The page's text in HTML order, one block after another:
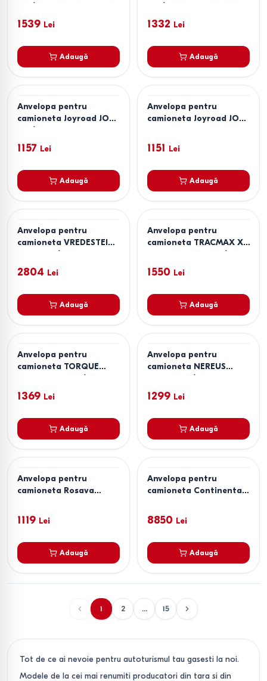
215/75R16C iGREEN
1539 Lei
Adaugă
215/75R15C RX5
1332 Lei
Adaugă
Anvelopa pentru
camioneta Joyroad JOY-
185/75R16C RX5
1157 Lei
Adaugă
Anvelopa pentru
camioneta Joyroad JOY-
1151 Lei
Adaugă
Anvelopa pentru
camioneta VREDESTEIN
VRED-215/65R16C
COMTRAC2 AS+
2804 Lei
Adaugă
Anvelopa pentru
camioneta TRACMAX X-
Privilo VS-450 195/65
R16C 104/102T
1550 Lei
Adaugă
Anvelopa pentru
camioneta TORQUE
TQ7000AS 205/75 R16С
113/111R
1369 Lei
Adaugă
Anvelopa pentru
camioneta NEREUS
NS809 185/75 R16C
104/102R
1299 Lei
Adaugă
Anvelopa pentru
camioneta Rosava
205/75 R16C 110/108R
1119 Lei
Adaugă
Anvelopa pentru
camioneta Continental
285/65 R16C 131R
8850 Lei
Adaugă
1 2 ... 15
Tot de ce ai nevoie pentru autoturismul tau gasesti la noi.
Modele de la cei mai renumiti producatori din tara si din